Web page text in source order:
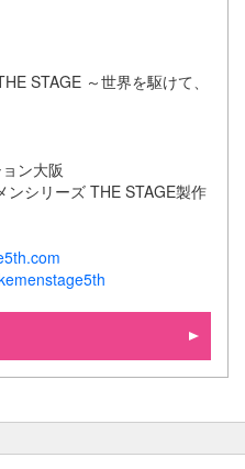
STAGE ～世界を駆けて、
ン大阪
シリーズ THE STAGE製作